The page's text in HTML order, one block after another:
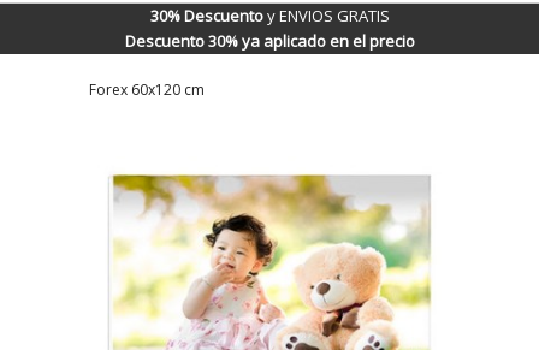
30% Descuentoy ENVIOS GRATIS
Descuento 30% ya aplicado en el precio
Forex 60x120 cm